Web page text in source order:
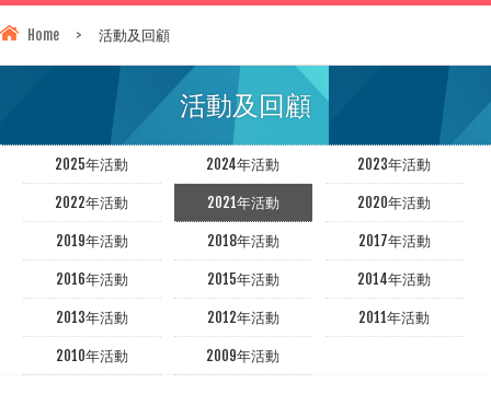
Home > 活動及回顧
活動及回顧
2025年活動 2024年活動 2023年活動
2022年活動 2021年活動 2020年活動
2019年活動 2018年活動 2017年活動
2016年活動 2015年活動 2014年活動
2013年活動 2012年活動 2011年活動
2010年活動 2009年活動